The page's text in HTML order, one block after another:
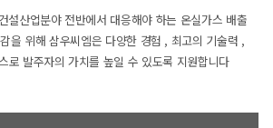
설산업분야 전반에서 대응해야 하는 온실가스 배출
을 위해삼우씨엠은 다양한 경험 , 최고의 기술력 ,
로 발주자의 가치를 높일 수 있도록 지원합니다